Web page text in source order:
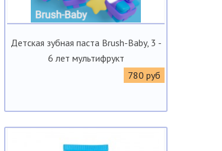
Детская зубная паста Brush-Baby, 3 -
6 лет мультифрукт
780 руб